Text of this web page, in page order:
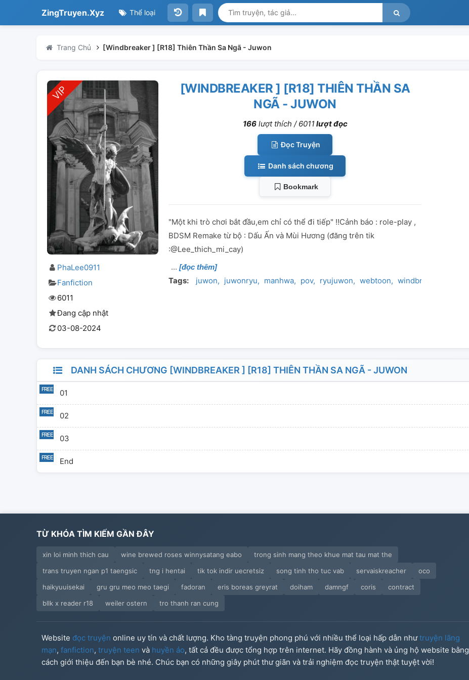
ZingTruyen.Xyz Thể loại
Trang Chủ [Windbreaker ] [R18] Thiên Thần Sa Ngã - Juwon
PhaLee0911
Fanfiction
6011
Đang cập nhật
03-08-2024
[WINDBREAKER ] [R18] THIÊN THẦN SA
NGÃ - JUWON
166lượt thích / 6011 lượt đọc
Đọc Truyện
Danh sách chương
Bookmark
"Một khi trò chơi bắt đầu,em chỉ có thể đi tiếp" ‼️Cảnh báo : role-play ,
BDSM Remake từ bộ : Dấu Ấn và Mùi Hương (đăng trên tik
:@Lee_thich_mi_cay)
[đọc thêm]
Tags: juwon juwonryu manhwa pov ryujuwon webtoon windbreaker
DANH SÁCH CHƯƠNG [WINDBREAKER ] [R18] THIÊN THẦN SA NGÃ - JUWON
01
02
03
End
TỪ KHÓA TÌM KIẾM GẦN ĐÂY
xin loi minh thich cau wine brewed roses winnysatang eabo
trong sinh mang theo khue mat tau mat the
trans truyen ngan p1 taengsic
tng i hentai tik tok indir uecretsiz song tinh tho tuc vab servaiskreacher
oco
haikyuuisekai
gru gru meo meo taegi fadoran eris boreas greyrat doiham damngf coris
contract
bllk x reader r18
weiler ostern tro thanh ran cung
Website đọc truyện online uy tín và chất lượng. Kho tàng truyện phong phú với nhiều thể loại hấp dẫn nhưtruyện lãng
mạn, fanfiction, truyện teen và huyền ảo, tất cả đều được tổng hợp trên internet. Hãy đồng hành và ủng hộ website bằng
cách giới thiệu đến bạn bè nhé. Chúc bạn có những giây phút thư giãn và trải nghiệm đọc truyện thật tuyệt vời!